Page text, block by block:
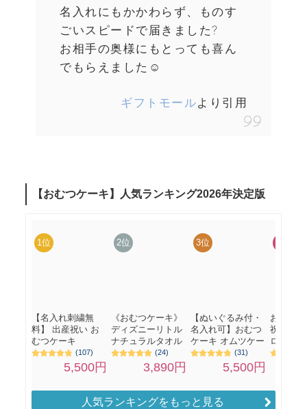
名入れにもかかわらず、ものす
ごいスピードで届きました?
お相手の奥様にもとっても喜ん
でもらえました☺
ギフトモールより引用
人気ランキングをもっと見る